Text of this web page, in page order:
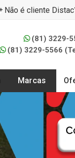
Não é cliente
(81) 3229-
(81) 3229-5566
Marcas